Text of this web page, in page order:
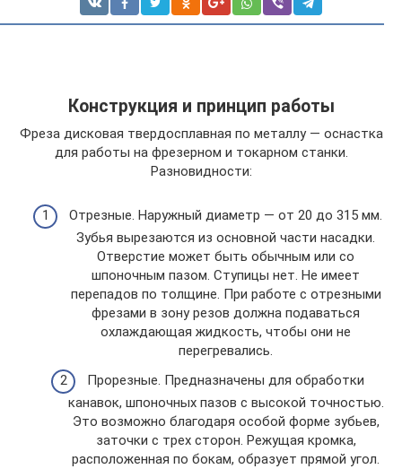
Конструкция и принцип работы
Фреза дисковая твердосплавная по металлу — оснастка
для работы на фрезерном и токарном станки.
Разновидности:
Отрезные. Наружный диаметр — от 20 до 315 мм.
Зубья вырезаются из основной части насадки.
Отверстие может быть обычным или со
шпоночным пазом. Ступицы нет. Не имеет
перепадов по толщине. При работе с отрезными
фрезами в зону резов должна подаваться
охлаждающая жидкость, чтобы они не
перегревались.
Прорезные. Предназначены для обработки
канавок, шпоночных пазов с высокой точностью.
Это возможно благодаря особой форме зубьев,
заточки с трех сторон. Режущая кромка,
расположенная по бокам, образует прямой угол.